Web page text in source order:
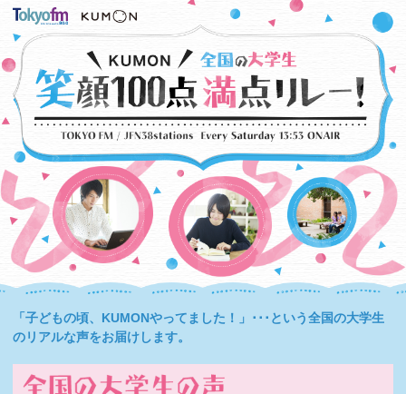
「子どもの頃、KUMONやってました！」･･･という全国の大学生
のリアルな声をお届けします。